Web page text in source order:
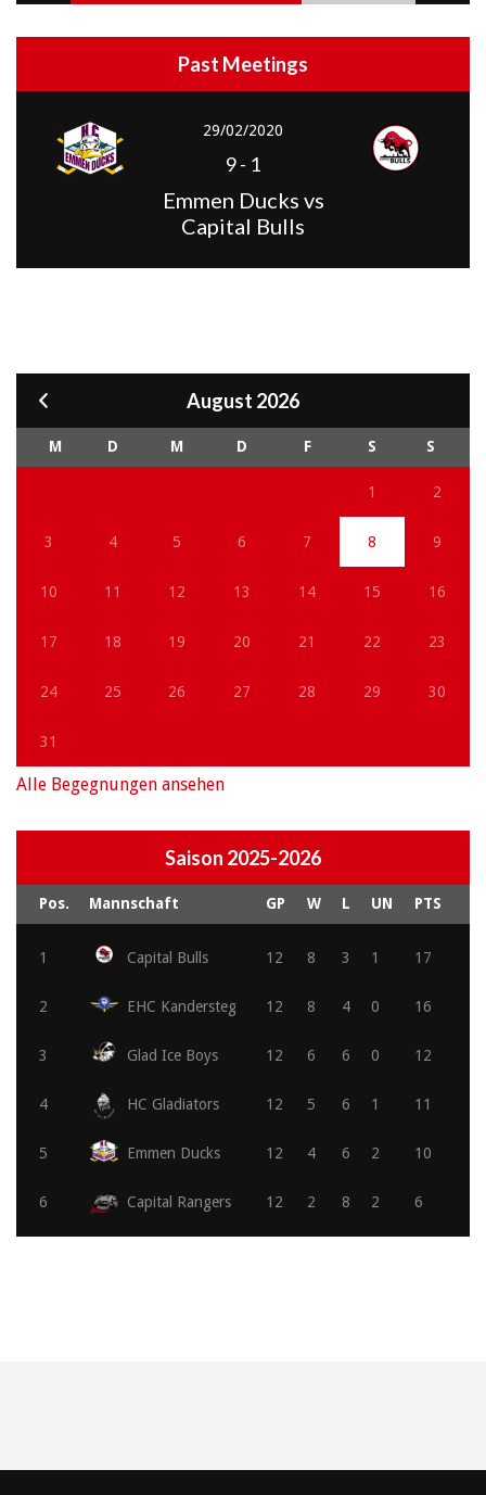
Past Meetings
29/02/2020
9- 1
Emmen Ducks vs
Capital Bulls
August 2026
M D M D F S S
1 2
3 4 5 6 7 8 9
10 11 12 13 14 15 16
17 18 19 20 21 22 23
24 25 26 27 28 29 30
31
Alle Begegnungen ansehen
Saison 2025-2026
Pos. Mannschaft GP W L UN PTS
1 Capital Bulls 12 8 3 1 17
2 EHC Kandersteg 12 8 4 0 16
3 Glad Ice Boys 12 6 6 0 12
4 HC Gladiators 12 5 6 1 11
5 Emmen Ducks 12 4 6 2 10
6 Capital Rangers 12 2 8 2 6